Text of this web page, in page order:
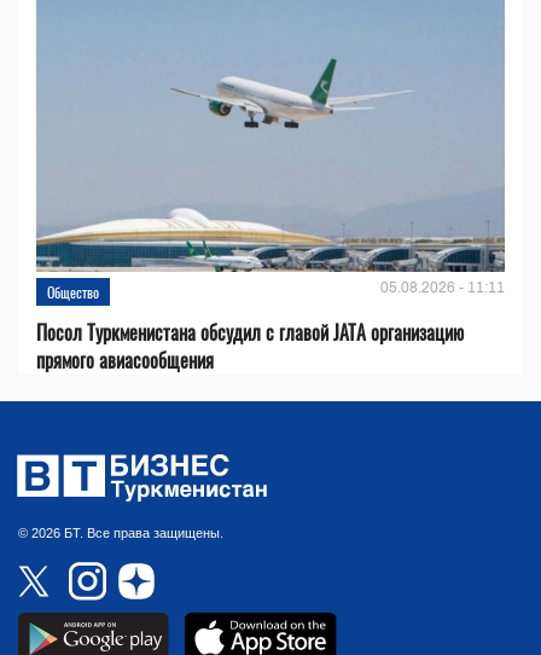
Общество 05.08.2026 - 11:11
Посол Туркменистана обсудил с главой JATA организацию
прямого авиасообщения
© 2026 БТ. Все права защищены.